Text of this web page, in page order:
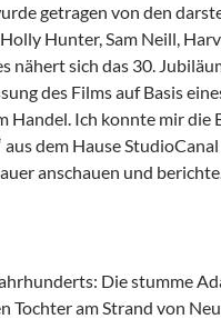
getragen von den
Hunter, Sam Neill,
nähert sich das 30.
des Films auf Basis
Handel. Ich konnte mir die
aus dem Hause
anschauen und
Die stumme
Tochter am Strand von